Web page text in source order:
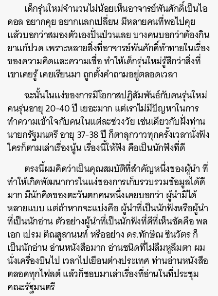
เด็กรุ่นใหม่จำนวนไม่น้อยเห็นอาจารย์พันศักดิ์เป็นไอ
ดอล อยากคุย อยากแลกเปลี่ยน มีหลายคนที่พอไปคุย
แล้วบอกว่าสมองตัวเองปั่นป่วนเลย บางคนบอกว่าต้องกิน
ยาแก้ปวด เพราะหลายสิ่งที่อาจารย์พันศักดิ์ท้าทายในเรื่อง
ของความคิดและความเชื่อ ทำให้เด็กรุ่นใหม่รู้สึกว่าสิ่งที่
เขาเคยรู้ เคยเรียนมา ถูกตั้งคำถามอยู่ตลอดเวลา
ฉะนั้นในแง่ของการมีโอกาสปฏิสัมพันธ์กับคนรุ่นใหม่
คนรุ่นอายุ 20-40 ปี เยอะมาก แต่เราไม่มีปัญหาในการ
ทำความเข้าใจกับคนในแต่ละช่วงวัย เช่นเดียวกับฝั่งท่าน
นายกรัฐมนตรี อายุ 37-38 ปี ก็ตาลุกวาวทุกครั้งเวลานั่งฟัง
ใครก็ตามเล่าเรื่องนู้น เรื่องนี้ให้ฟัง คือเป็นนักฟังที่ดี
ตรงนี้ผมคิดว่าเป็นคุณสมบัติที่สำคัญหนึ่งของผู้นำ ที่
ทำให้เกิดพัฒนาการในแง่ของการเก็บรวบรวมข้อมูลได้ดี
มาก มีนักคิดของตะวันตกคนหนึ่งเคยบอกว่า ผู้นำมีได้
หลายแบบ แต่ถ้าหากจะแบ่งคือ ผู้นำที่เป็นนักฟังหรือผู้นำ
ที่เป็นนักอ่าน ตัวอย่างผู้นำที่เป็นนักฟังที่ดีที่เห็นชัดคือ พล
เอก เปรม ติณสูลานนท์ หรืออย่าง ดร.ทักษิณ ชินวัตร ก็
เป็นนักอ่าน อ่านหนังสือมาก อ่านชนิดที่ไม่ลืมหูลืมตา ผม
นั่งเครื่องบินไป เวลาไปเยือนต่างประเทศ ท่านอ่านหนังสือ
ตลอดทุกไฟลต์ แล้วก็ชอบมาเล่าเรื่องที่อ่านในที่ประชุม
คณะรัฐมนตรี